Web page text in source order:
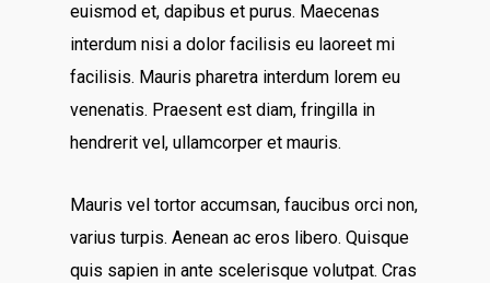
euismod et, dapibus et purus. Maecenas
interdum nisi a dolor facilisis eu laoreet mi
facilisis. Mauris pharetra interdum lorem eu
venenatis. Praesent est diam, fringilla in
hendrerit vel, ullamcorper et mauris.
Mauris vel tortor accumsan, faucibus orci non,
varius turpis. Aenean ac eros libero. Quisque
quis sapien in ante scelerisque volutpat. Cras